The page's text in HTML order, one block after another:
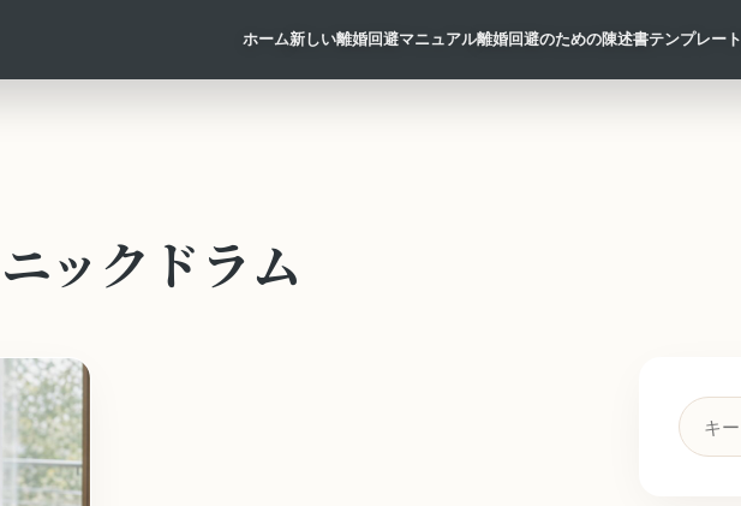
ホーム新しい離婚回避マニュアル離婚回避のための陳述書テンプレート
ックドラム
検
索